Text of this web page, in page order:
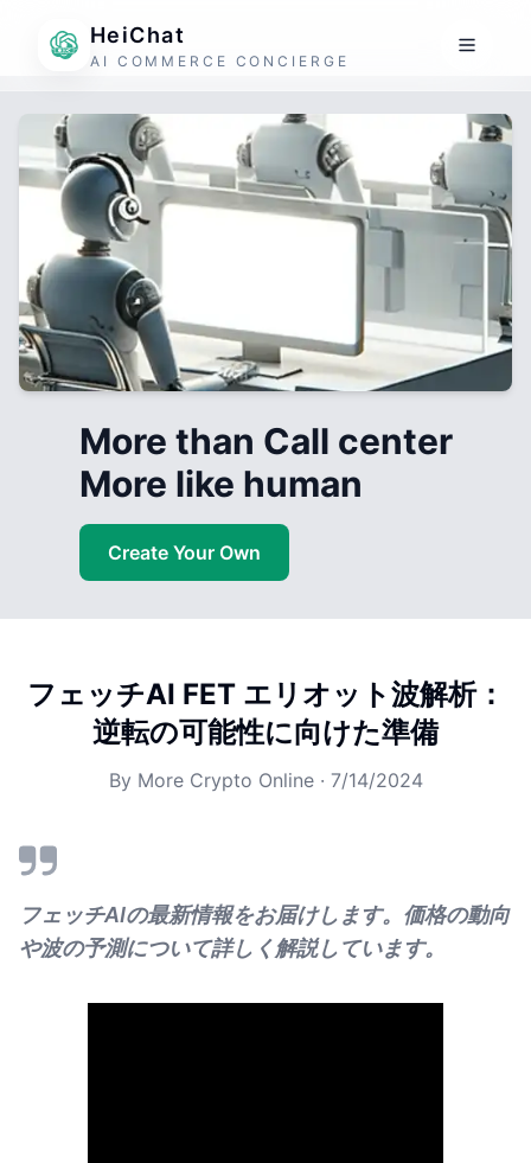
HeiChat
AI COMMERCE CONCIERGE
More than Call center
More like human
Create Your Own
フェッチAI FET エリオット波解析：
逆転の可能性に向けた準備
By More Crypto Online· 7/14/2024
フェッチAIの最新情報をお届けします。価格の動向
や波の予測について詳しく解説しています。